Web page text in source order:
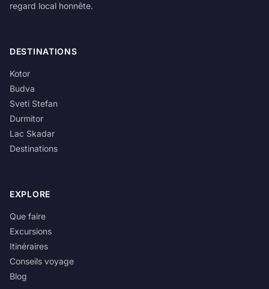
regard local honnête.
DESTINATIONS
Kotor
Budva
Sveti Stefan
Durmitor
Lac Skadar
Destinations
EXPLORE
Que faire
Excursions
Itinéraires
Conseils voyage
Blog